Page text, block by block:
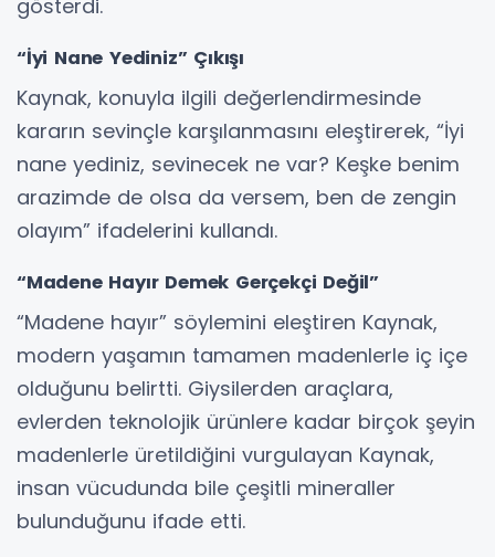
gösterdi.
“İyi Nane Yediniz” Çıkışı
Kaynak, konuyla ilgili değerlendirmesinde
kararın sevinçle karşılanmasını eleştirerek, “İyi
nane yediniz, sevinecek ne var? Keşke benim
arazimde de olsa da versem, ben de zengin
olayım” ifadelerini kullandı.
“Madene Hayır Demek Gerçekçi Değil”
“Madene hayır” söylemini eleştiren Kaynak,
modern yaşamın tamamen madenlerle iç içe
olduğunu belirtti. Giysilerden araçlara,
evlerden teknolojik ürünlere kadar birçok şeyin
madenlerle üretildiğini vurgulayan Kaynak,
insan vücudunda bile çeşitli mineraller
bulunduğunu ifade etti.